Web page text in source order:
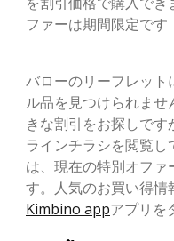
ファーは期間限定です
バローのリーフレット
ル品を見つけられませ
きな割引をお探しで
ラインチラシを閲覧し
は、現在の特別オファ
す。人気のお買い得情
Kimbino appアプリを